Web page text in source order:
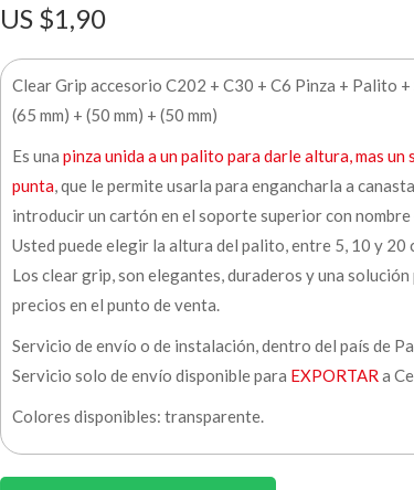
$1,90
Clear Grip accesorio C202 + C30 + C6 Pinza + Palito
(65 mm) + (50 mm) + (50 mm)
Es una pinza unida a un palito para darle altura, mas
punta, que le permite usarla para engancharla a
introducir un cartón en el soporte superior con
Usted puede elegir la altura del palito, entre 5, 10 y 20
Los clear grip, son elegantes, duraderos y una
precios en el punto de venta.
Servicio de envío o de instalación, dentro del país de
Servicio solo de envío disponible para EXPORTAR a
Colores disponibles: transparente.